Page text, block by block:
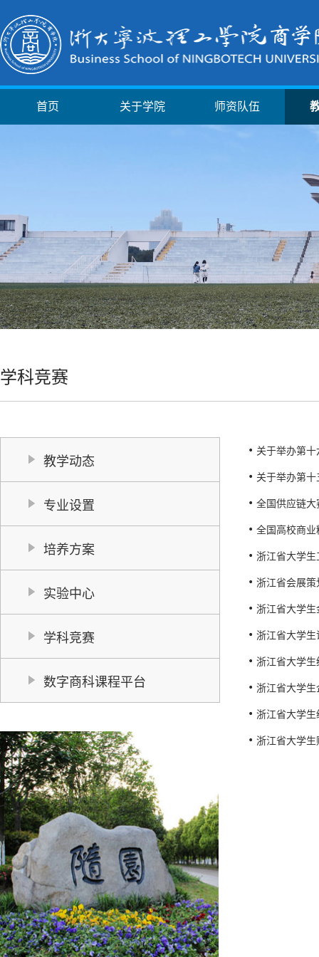
首页 关于学院 师资队伍
学科竞赛
教学动态
专业设置
培养方案
实验中心
学科竞赛
数字商科课程平台
关于举办第
关于举办第
全国供应链大
全国高校商
浙江省大学
浙江省会展
浙江省大学
浙江省大学
浙江省大学
浙江省大学
浙江省大学
浙江省大学